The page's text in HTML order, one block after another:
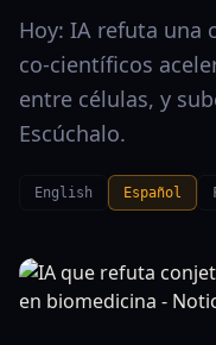
Hoy: IA refuta una
co‑científicos
entre células, y
Escúchalo.
English Español